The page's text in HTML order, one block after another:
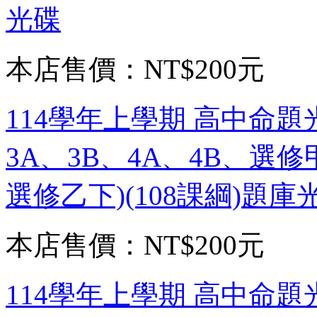
光碟
本店售價： NT$200元
114學年上學期 高中命
3A、3B、4A、4B、選
選修乙下)(108課綱)題庫
本店售價： NT$200元
114學年上學期 高中命